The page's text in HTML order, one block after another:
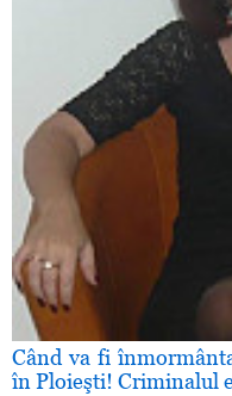
Când va fi
în Ploieşti! Criminalul